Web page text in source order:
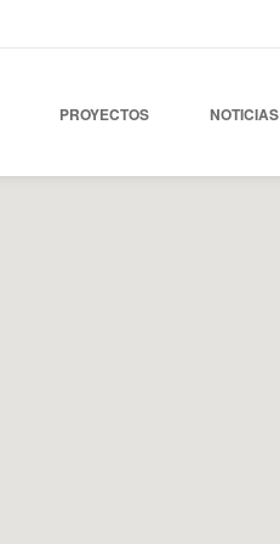
PROYECTOS NOTICIAS